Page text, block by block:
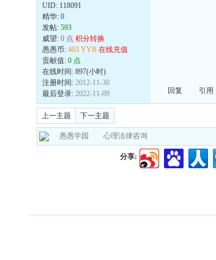
UID: 118091
精华: 0
发帖: 593
威望: 0 点 积分转换
愚愚币: 403 YYB 在线充值
贡献值: 0 点
在线时间: 897(小时)
注册时间: 2012-11-30
最后登录: 2022-11-09 回复 引用
上一主题 下一主题
愚愚学园 心理法律咨询
分享: